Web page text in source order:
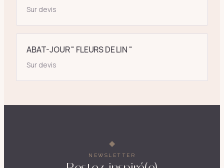
Sur devis
ABAT-JOUR " FLEURS DE LIN "
Sur devis
NEWSLETTER